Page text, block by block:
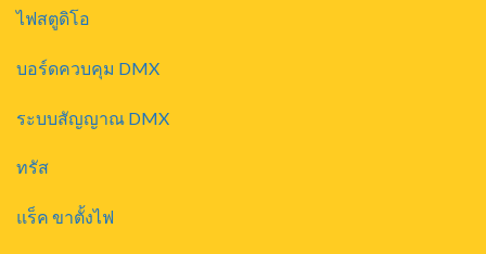
ไฟสตูดิโอ
บอร์ดควบคุม DMX
ระบบสัญญาณ DMX
ทรัส
แร็ค ขาตั้งไฟ